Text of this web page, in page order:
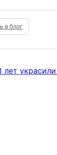
в блог
лет